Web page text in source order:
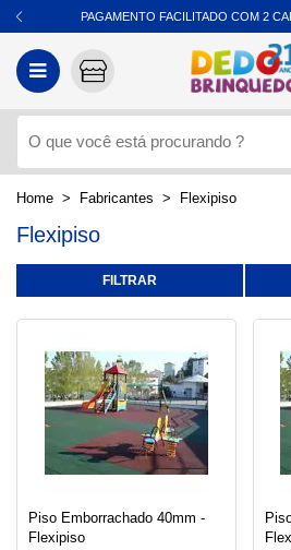
PAGAMENTO FACILITADO COM 2
Fabricantes Flexipiso
Flexipiso
Piso Emborrachado 40mm -
Flexipiso